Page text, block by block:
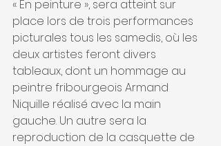
« En peinture », sera atteint sur
place lors de trois performances
picturales tous les samedis, où les
deux artistes feront divers
tableaux, dont un hommage au
peintre fribourgeois Armand
Niquille réalisé avec la main
gauche. Un autre sera la
reproduction de la casquette de